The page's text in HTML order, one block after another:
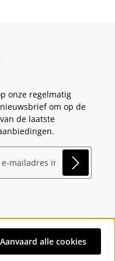
onze regelmatig
om op de
de laatste
hebt
hebt
niet anders vermeld.
Aanvaard alle cookies